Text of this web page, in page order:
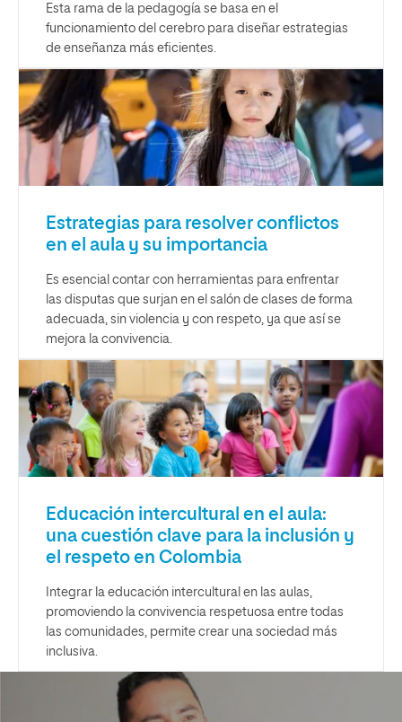
Esta rama de la pedagogía se basa en el
funcionamiento del cerebro para diseñar estrategias
de enseñanza más eficientes.
Estrategias para resolver conflictos
en el aula y su importancia
Es esencial contar con herramientas para enfrentar
las disputas que surjan en el salón de clases de forma
adecuada, sin violencia y con respeto, ya que así se
mejora la convivencia.
Educación intercultural en el aula:
una cuestión clave para la inclusión y
el respeto en Colombia
Integrar la educación intercultural en las aulas,
promoviendo la convivencia respetuosa entre todas
las comunidades, permite crear una sociedad más
inclusiva.